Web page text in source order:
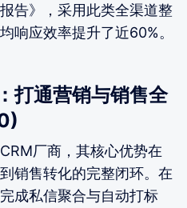
告》，采用此类全渠道整
响应效率提升了近60%。
打通营销与销售全
厂商，其核心优势在
销售转化的完整闭环。在
成私信聚合与自动打标